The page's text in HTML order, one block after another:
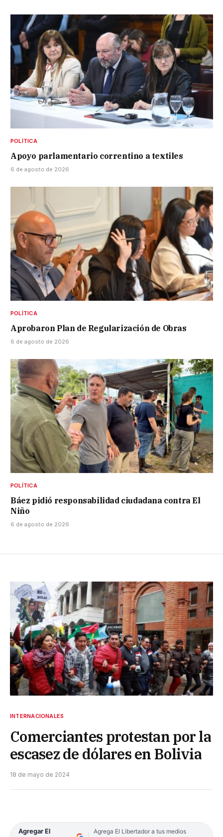
POLÍTICA
Apoyo parlamentario correntino a textiles
6 de agosto de 2026
POLÍTICA
Aprobaron Plan de Regularización de Obras
6 de agosto de 2026
POLÍTICA
Báez pidió responsabilidad ciudadana contra El
Niño
6 de agosto de 2026
INTERNACIONALES
Comerciantes protestan por la
escasez de dólares en Bolivia
18 de mayo de 2024
Agregar El
Agrega El Libertador a tus medios